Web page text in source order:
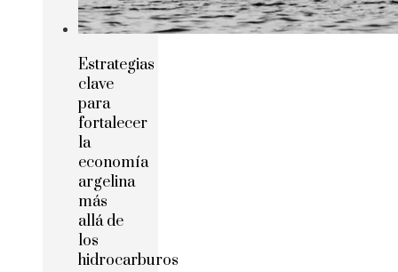
Estrategias
clave
para
fortalecer
la
economía
argelina
más
allá de
los
hidrocarburos